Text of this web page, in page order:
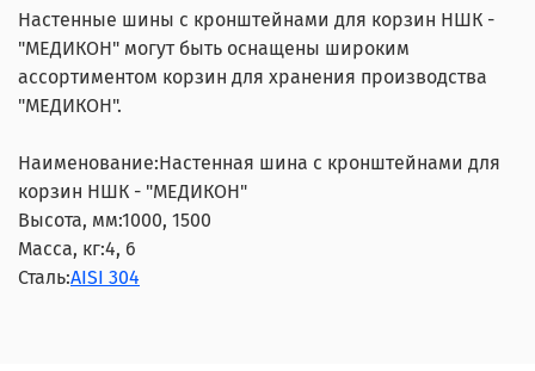
Настенные шины с кронштейнами для корзин НШК -
"МЕДИКОН" могут быть оснащены широким
ассортиментом корзин для хранения производства
"МЕДИКОН".
Наименование:Настенная шина с кронштейнами для
корзин НШК - "МЕДИКОН"
Высота, мм:1000, 1500
Масса, кг:4, 6
Сталь:AISI 304